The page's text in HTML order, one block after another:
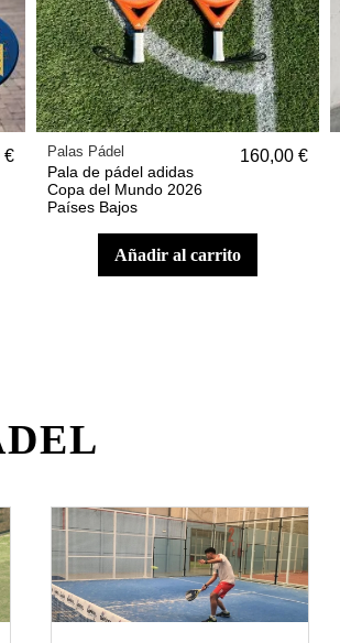
€ Palas Pádel
Pala de pádel adidas
Copa del Mundo 2026
Países Bajos
160,00 €
añadir al carrito